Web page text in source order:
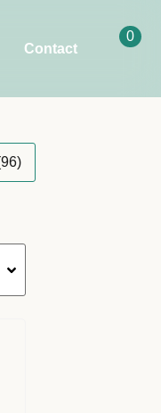
Contact
0